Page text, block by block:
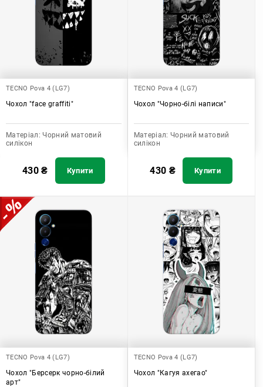
TECNO Pova 4 (LG7)
Чохол "face graffiti"
Матеріал: Чорний матовий
силікон
430₴ Купити
TECNO Pova 4 (LG7)
Чохол "Чорно-білі написи"
Матеріал: Чорний матовий
силікон
430 ₴ Купити
TECNO Pova 4 (LG7)
Чохол "Берсерк чорно-білий
арт"
TECNO Pova 4 (LG7)
Чохол "Кагуя ахегао"